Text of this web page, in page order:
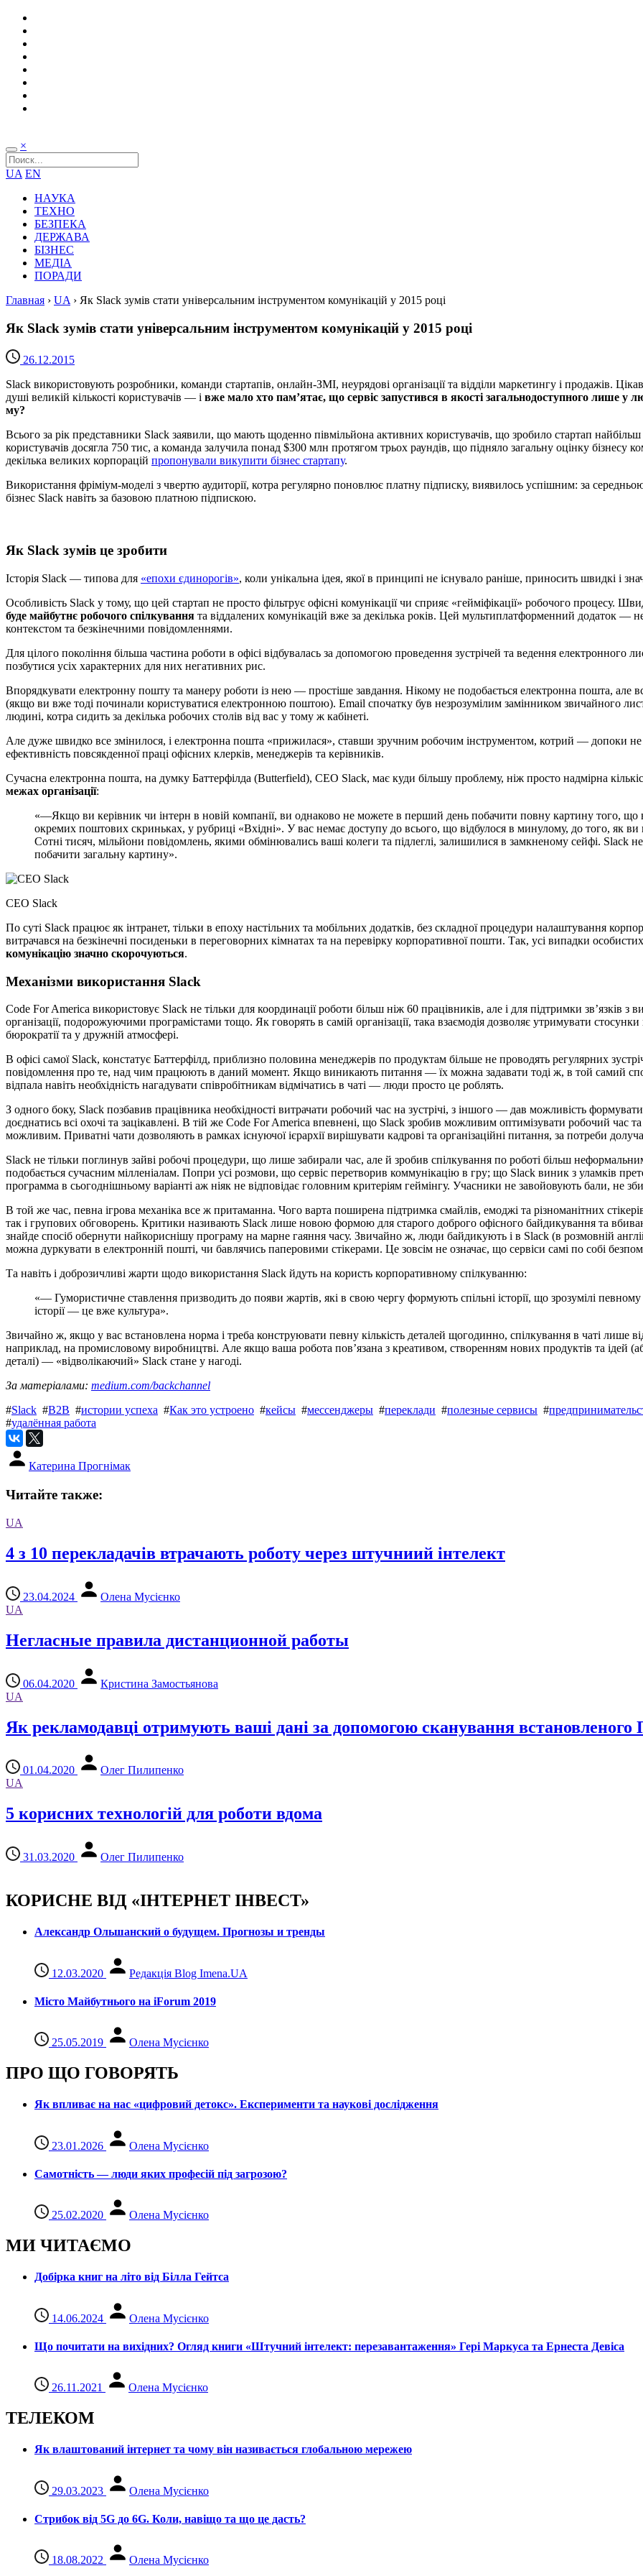
×
UA EN
НАУКА
ТЕХНО
БЕЗПЕКА
ДЕРЖАВА
БІЗНЕС
МЕДІА
ПОРАДИ
Главная › UA › Як Slack зумів стати універсальним інструментом комунікацій у 2015 році
Як Slack зумів стати універсальним інструментом комунікацій у 2015 році
26.12.2015
Slack використовують розробники, команди стартапів, онлайн-ЗМІ, неурядові організації та відділи маркетингу і продажів.
душі великій кількості користувачів — і вже мало хто пам’ятає, що сервіс запустився в якості загальнодоступного лише у
му?
Всього за рік представники Slack заявили, що мають щоденно півмільйона активних користувачів, що зробило стартап найбільш
користувачів досягла 750 тис, а команда залучила понад $300 млн протягом трьох раундів, що підняло загальну оцінку бізнесу
декілька великих корпорацій пропонували викупити бізнес стартапу.
Використання фріміум-моделі з чвертю аудиторії, котра регулярно поновлює платну підписку, виявилось успішним: за
бізнес Slack навіть за базовою платною підпискою.
Як Slack зумів це зробити
Історія Slack — типова для «епохи єдинорогів», коли унікальна ідея, якої в принципі не існувало раніше, приносить швидкі і
Особливість Slack у тому, що цей стартап не просто фільтрує офісні комунікації чи сприяє «гейміфікації» робочого процесу.
буде майбутнє робочого спілкування та віддалених комунікацій вже за декілька років. Цей мультиплатформенний додаток —
контекстом та безкінечними повідомленнями.
Для цілого покоління більша частина роботи в офісі відбувалась за допомогою проведення зустрічей та ведення електронного
позбутися усіх характерних для них негативних рис.
Впорядкувати електронну пошту та манеру роботи із нею — простіше завдання. Нікому не подобається електронна пошта, але
(якщо ви вже тоді починали користуватися електронною поштою). Email спочатку був незрозумілим замінником звичайного
людині, котра сидить за декілька робочих столів від вас у тому ж кабінеті.
Але дуже швидко все змінилося, і електронна пошта «прижилася», ставши зручним робочим інструментом, котрий — допоки
ефективність повсякденної праці офісних клерків, менеджерів та керівників.
Сучасна електронна пошта, на думку Баттерфілда (Butterfield), СЕО Slack, має куди більшу проблему, ніж просто надмірна
межах організації:
«—Якщо ви керівник чи інтерн в новій компанії, ви однаково не можете в перший день побачити повну картину того, що
окремих поштових скриньках, у рубриці «Вхідні». У вас немає доступу до всього, що відбулося в минулому, до того, як
Сотні тисяч, мільйони повідомлень, якими обмінювались ваші колеги та підлеглі, залишилися в замкненому сейфі. Slack
побачити загальну картину».
CEO Slack
По суті Slack працює як інтранет, тільки в епоху настільних та мобільних додатків, без складної процедури налаштування
витрачався на безкінечні посиденьки в переговорних кімнатах та на перевірку корпоративної пошти. Так, усі випадки
комунікацію значно скорочуються.
Механізми використання Slack
Code For America використовує Slack не тільки для координації роботи більш ніж 60 працівників, але і для підтримки
організації, подорожуючими програмістами тощо. Як говорять в самій організації, така взаємодія дозволяє утримувати
бюрократії та у дружній атмосфері.
В офісі самої Slack, констатує Баттерфілд, приблизно половина менеджерів по продуктам більше не проводять регулярних
повідомлення про те, над чим працюють в даний момент. Якщо виникають питання — їх можна задавати тоді ж, в той самий
відпала навіть необхідність нагадувати співробітникам відмічатись в чаті — люди просто це роблять.
З одного боку, Slack позбавив працівника необхідності витрачати робочий час на зустрічі, з іншого — дав можливість
доєднатись всі охочі та зацікавлені. В тій же Code For America впевнені, що Slack зробив можливим оптимізувати робочий час
можливим. Приватні чати дозволяють в рамках існуючої ієрархії вирішувати кадрові та організаційні питання, за потреби
Slack не тільки поглинув зайві робочі процедури, що лише забирали час, але й зробив спілкування по роботі більш
подобається сучасним мілленіалам. Попри усі розмови, що сервіс перетворив коммунікацію в гру; що Slack виник з уламків
программа в сьогоднішньому варіанті аж ніяк не відповідає головним критеріям геймінгу. Учасники не завойовують бали, не
В той же час, певна ігрова механіка все ж притаманна. Чого варта поширена підтримка смайлів, емоджі та різноманітних
так і групових обговорень. Критики називають Slack лише новою формою для старого доброго офісного байдикування та
знайде спосіб обернути найкориснішу програму на марне гаяння часу. Звичайно ж, люди байдикують і в Slack (в розмовній
можна дуркувати в електронній пошті, чи бавлячись паперовими стікерами. Це зовсім не означає, що сервіси самі по собі
Та навіть і доброзичливі жарти щодо використання Slack йдуть на користь корпоративному спілкуванню:
«— Гумористичне ставлення призводить до появи жартів, які в свою чергу формують спільні історії, що зрозумілі
історії — це вже культура».
Звичайно ж, якщо у вас встановлена норма і треба конструювати певну кількість деталей щогодинно, спілкування в чаті лише
наприклад, на промисловому виробництві. Але якщо ваша робота пов’язана з креативом, створенням нових продуктів та ідей
деталі) — «відволікаючий» Slack стане у нагоді.
За матеріалами: medium.com/backchannel
#Slack #В2В #истории успеха #Как это устроено #кейсы #мессенджеры #переклади #полезные сервисы #
#удалённая работа
Катерина Прогнімак
Читайте также:
UA
4 з 10 перекладачів втрачають роботу через штучниий інтелект
23.04.2024
Олена Мусієнко
UA
Негласные правила дистанционной работы
06.04.2020
Кристина Замостьянова
UA
Як рекламодавці отримують ваші дані за допомогою сканування встановленого
01.04.2020
Олег Пилипенко
UA
5 корисних технологій для роботи вдома
31.03.2020 Олег Пилипенко
КОРИСНЕ ВІД «ІНТЕРНЕТ ІНВЕСТ»
Александр Ольшанский о будущем. Прогнозы и тренды
12.03.2020 Редакція Blog Imena.UA
Місто Майбутнього на iForum 2019
25.05.2019 Олена Мусієнко
ПРО ЩО ГОВОРЯТЬ
Як впливає на нас «цифровий детокс». Експерименти та наукові дослідження
23.01.2026 Олена Мусієнко
Самотність — люди яких професій під загрозою?
25.02.2020 Олена Мусієнко
МИ ЧИТАЄМО
Добірка книг на літо від Білла Гейтса
14.06.2024 Олена Мусієнко
Що почитати на вихідних? Огляд книги «Штучний інтелект: перезавантаження» Гері Маркуса та Ернеста Девіса
26.11.2021 Олена Мусієнко
ТЕЛЕКОМ
Як влаштований інтернет та чому він називається глобальною мережею
29.03.2023 Олена Мусієнко
Стрибок від 5G до 6G. Коли, навіщо та що це даcть?
18.08.2022 Олена Мусієнко